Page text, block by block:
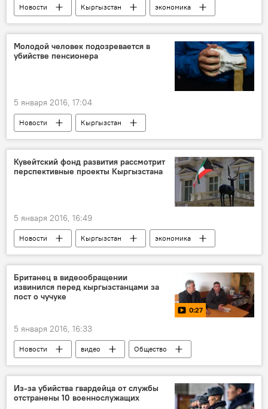
Новости Кыргызстан
экономика
Колумнисты
Национальный банк
валюта
банк
рынок
доллар
Обменное бюро
Молодой человек подозревается в
убийстве пенсионера
5 января 2016, 17:04
Новости
Кыргызстан
Происшествия
Бишкек
вокзал
Пенсионер
убийство
подозреваемый
Кувейтский фонд развития рассмотрит
перспективные проекты Кыргызстана
5 января 2016, 16:49
Новости Кыргызстан
экономика
Кувейт
строительство
проекты
фонд
Британец в видеообращении
извинился перед кыргызстанцами за
пост о чучуке
0:27
5 января 2016, 16:33
Новости видео
Общество
Майкл Макфит
Кумтор
извинения
чучук
Скандал с высказыванием иностранца о конской колбасе — чучуке
Из-за убийства гвардейца от службы
отстранены 10 военнослужащих